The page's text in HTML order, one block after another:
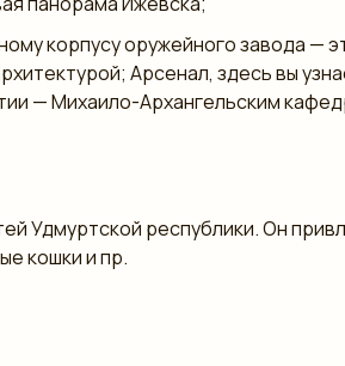
корпусу оружейного завода —
Арсенал, здесь вы
— Михаило-Архангельским
Удмуртской республики. Он
кошки и пр.